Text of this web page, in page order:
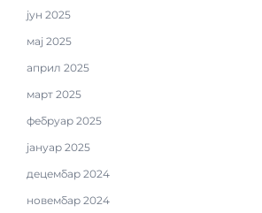
јун 2025
мај 2025
април 2025
март 2025
фебруар 2025
јануар 2025
децембар 2024
новембар 2024